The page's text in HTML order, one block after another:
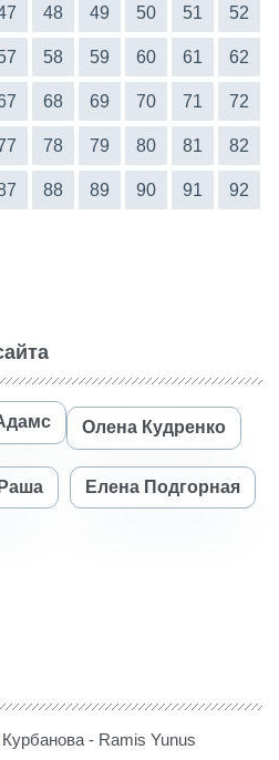
48 49 50 51 52
58 59 60 61 62
68 69 70 71 72
78 79 80 81 82
88 89 90 91 92
Олена Кудренко
Елена Подгорная
- Ramis Yunus